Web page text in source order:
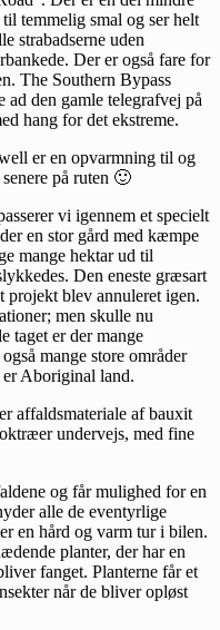
temmelig smal og ser helt
strabadserne uden
Der er også fare for
The Southern Bypass
ad den gamle telegrafvej på
hang for det ekstreme.
er en opvarmning til og
på ruten 🙂
vi igennem et specielt
en stor gård med kæmpe
mange hektar ud til
Den eneste græsart
projekt blev annuleret igen.
men skulle nu
taget er der mange
mange store områder
er Aboriginal land.
affaldsmateriale af bauxit
undervejs, med fine
og får mulighed for en
alle de eventyrlige
en hård og varm tur i bilen.
planter, der har en
fanget. Planterne får et
når de bliver opløst